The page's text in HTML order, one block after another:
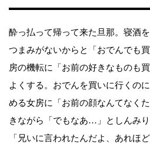
酔っ払って帰って来た旦那。寝酒
つまみがないからと「おでんでも
房の機転に「お前の好きなものも
よくする。おでんを買いに行くの
める女房に「お前の顔なんてなく
きながら「でもなあ…」としんみり
「兄いに言われたんだよ、あれほ